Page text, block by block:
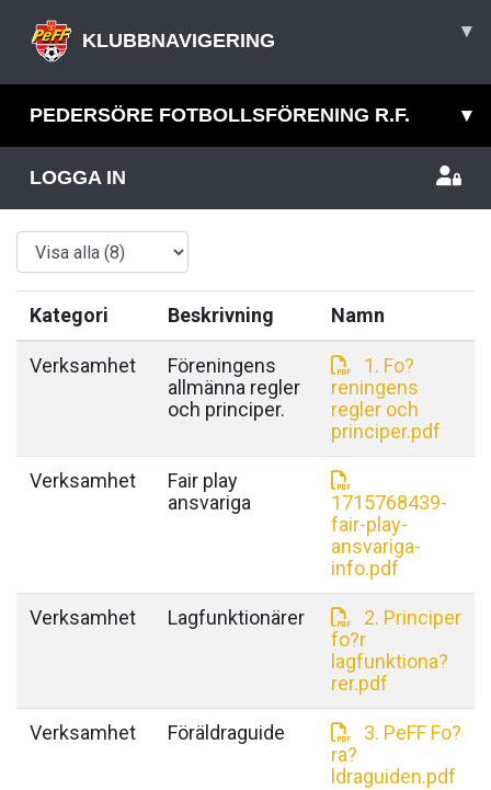
KLUBBNAVIGERING ▾
PEDERSÖRE FOTBOLLSFÖRENING R.F. ▾
LOGGA IN
Kategori Beskrivning Namn
Verksamhet
Föreningens
allmänna regler
och principer.
1. Fo?
reningens
regler och
principer.pdf
Verksamhet
Fair play
ansvariga
1715768439-
fair-play-
ansvariga-
info.pdf
Verksamhet Lagfunktionärer
2. Principer
fo?r
lagfunktiona?
rer.pdf
Verksamhet Föräldraguide
3. PeFF Fo?
ra?
ldraguiden.pdf